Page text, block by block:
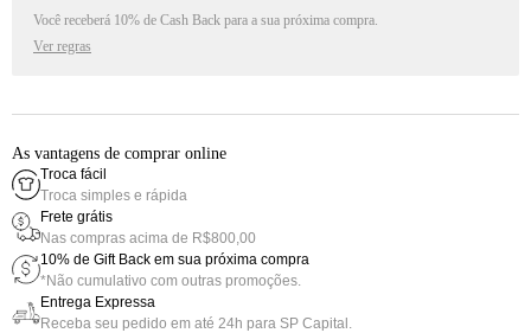
Você receberá 10% de Cash Back para a sua próxima compra.
Ver regras
As vantagens de comprar online
Troca fácil
Troca simples e rápida
Frete grátis
Nas compras acima de R$800,00
10% de Gift Back em sua próxima compra
*Não cumulativo com outras promoções.
Entrega Expressa
Receba seu pedido em até 24h para SP Capital.